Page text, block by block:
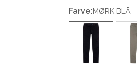
Farve:MØRK BLÅ